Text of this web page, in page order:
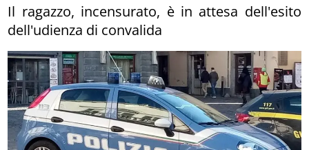
Il ragazzo, incensurato, è in attesa dell'esito
dell'udienza di convalida